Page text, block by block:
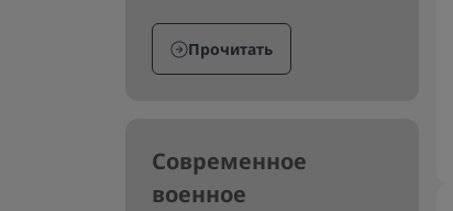
Прочитать
Современное
военное